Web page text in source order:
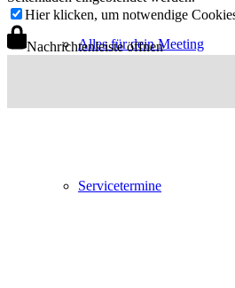
Alles für dein Meeting
Servicetermine
Hier klicken, um notwendige
Nachrichtenleiste öffnen